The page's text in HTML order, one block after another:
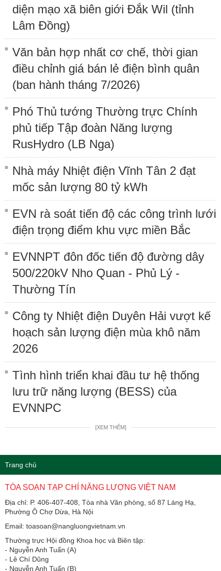
diện mạo xã biên giới Đắk Wil (tỉnh
Lâm Đồng)
Văn bản hợp nhất cơ chế, thời gian
điều chỉnh giá bán lẻ điện bình quân
(ban hành tháng 7/2026)
Phó Thủ tướng Thường trực Chính
phủ tiếp Tập đoàn Năng lượng
RusHydro (LB Nga)
Nhà máy Nhiệt điện Vĩnh Tân 2 đạt
mốc sản lượng 80 tỷ kWh
EVN rà soát tiến độ các công trình lưới
điện trọng điểm khu vực miền Bắc
EVNNPT đôn đốc tiến độ đường dây
500/220kV Nho Quan - Phủ Lý -
Thường Tín
Công ty Nhiệt điện Duyên Hải vượt kế
hoạch sản lượng điện mùa khô năm
2026
Tình hình triển khai đầu tư hệ thống
lưu trữ năng lượng (BESS) của
EVNNPC
[XEM THÊM]
Trang chủ
TÒA SOẠN TẠP CHÍ NĂNG LƯỢNG VIỆT NAM
Địa chỉ: P. 406-407-408, Tòa nhà Văn phòng, số 87 Láng Hạ,
Phường Ô Chợ Dừa, Hà Nội
Email: toasoan@nangluongvietnam.vn
Thường trực Hội đồng Khoa học và Biên tập:
​​​​​​- Nguyễn Anh Tuấn (A)
- Lê Chí Dũng
- Nguyễn Anh Tuấn (B)